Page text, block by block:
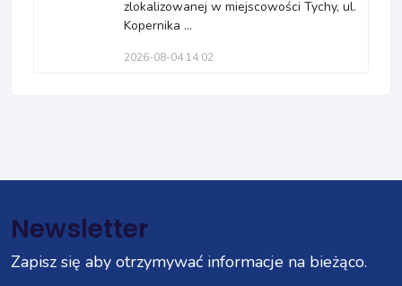
zlokalizowanej w miejscowości Tychy, ul.
Kopernika ...
2026-08-04 14:02
Newsletter
Zapisz się aby otrzymywać informacje na bieżąco.